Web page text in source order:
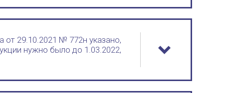
от 29.10.2021 № 772н указано,
нужно было до 1.03.2022,